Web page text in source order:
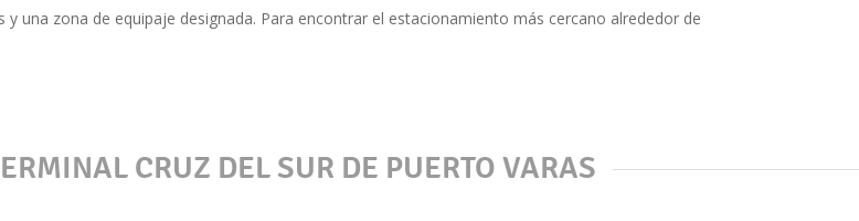
una zona de equipaje designada. Para encontrar el estacionamiento más cercano alrededor de
CRUZ DEL SUR DE PUERTO VARAS